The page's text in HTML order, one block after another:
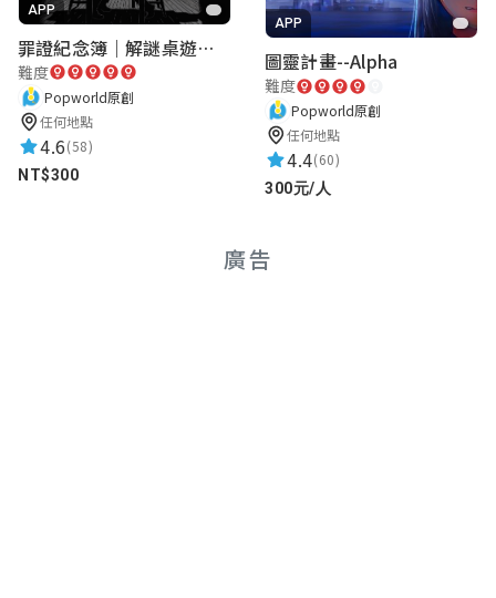
APP
罪證紀念簿｜解謎桌遊｜警匪偵訊｜室內遊戲
難度
Popworld原創
任何地點
4.6(58)
NT$300
APP
圖靈計畫--Alpha
難度
Popworld原創
任何地點
4.4(60)
300元/人
廣告